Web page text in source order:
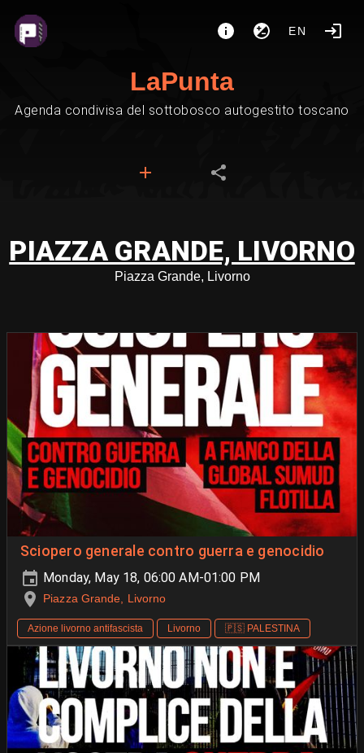
EN
LaPunta
Agenda condivisa del sottobosco autogestito toscano
PIAZZA GRANDE, LIVORNO
Piazza Grande, Livorno
Sciopero generale contro guerra e genocidio
Monday, May 18, 06:00 AM-01:00 PM
Piazza Grande, Livorno
Azione livorno antifascista Livorno 🇵🇸 PALESTINA